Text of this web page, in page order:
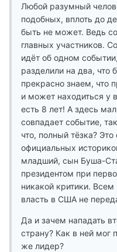
Любой разумный
подобных, вплоть до
быть не может. Ведь
главных участников.
идёт об одном
разделили на два, что
прекрасно знаем, что
и может находиться у
есть 8 лет! А здесь
совпадает событие,
что, полный тёзка?
официальных
младший, сын Буша-
президентом при
никакой критики. Всем
власть в США не
Да и зачем нападать
страну? Как в ней мог
же лидер?